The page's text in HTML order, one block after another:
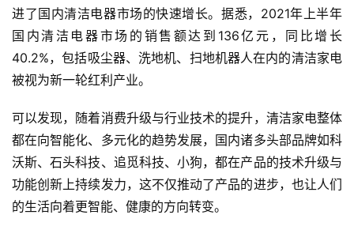
进了国内清洁电器市场的快速增长。据悉，2021年上半年
国内清洁电器市场的销售额达到136亿元，同比增长
40.2%，包括吸尘器、洗地机、扫地机器人在内的清洁家电
被视为新一轮红利产业。
可以发现，随着消费升级与行业技术的提升，清洁家电整体
都在向智能化、多元化的趋势发展，国内诸多头部品牌如科
沃斯、石头科技、追觅科技、小狗，都在产品的技术升级与
功能创新上持续发力，这不仅推动了产品的进步，也让人们
的生活向着更智能、健康的方向转变。